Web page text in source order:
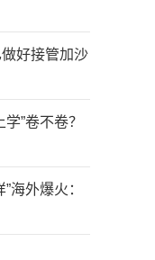
好接管加沙
”卷不卷？
海外爆火：